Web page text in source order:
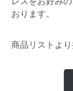
おります。
商品リストより